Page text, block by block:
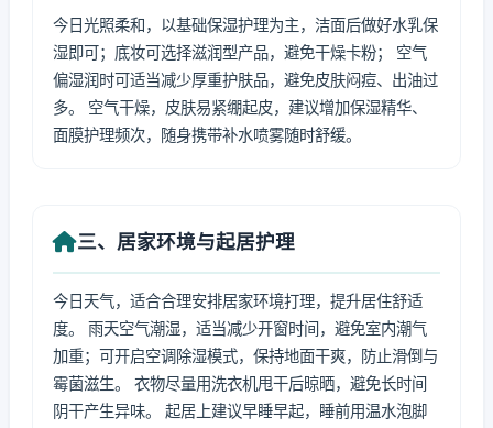
今日光照柔和，以基础保湿护理为主，洁面后做好水乳保
湿即可；底妆可选择滋润型产品，避免干燥卡粉； 空气
偏湿润时可适当减少厚重护肤品，避免皮肤闷痘、出油过
多。 空气干燥，皮肤易紧绷起皮，建议增加保湿精华、
面膜护理频次，随身携带补水喷雾随时舒缓。
三、居家环境与起居护理
今日天气，适合合理安排居家环境打理，提升居住舒适
度。 雨天空气潮湿，适当减少开窗时间，避免室内潮气
加重；可开启空调除湿模式，保持地面干爽，防止滑倒与
霉菌滋生。 衣物尽量用洗衣机甩干后晾晒，避免长时间
阴干产生异味。 起居上建议早睡早起，睡前用温水泡脚